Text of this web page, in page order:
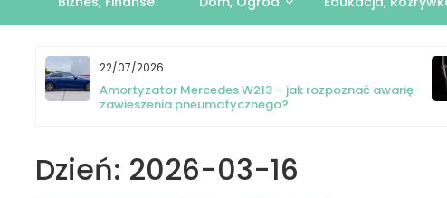
22/07/2026
Amortyzator Mercedes W213 – jak rozpoznać awarię
zawieszenia pneumatycznego?
Dzień: 2026-03-16